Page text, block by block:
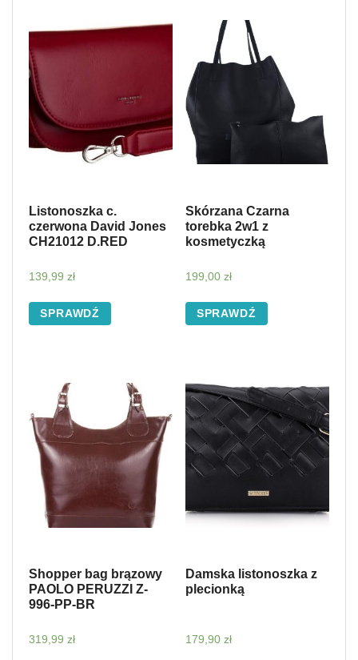
Listonoszka c.
czerwona David Jones
CH21012 D.RED
139,99 zł
SPRAWDŹ
Skórzana Czarna
torebka 2w1 z
kosmetyczką
199,00 zł
SPRAWDŹ
Shopper bag brązowy
PAOLO PERUZZI Z-
996-PP-BR
319,99 zł
Damska listonoszka z
plecionką
179,90 zł